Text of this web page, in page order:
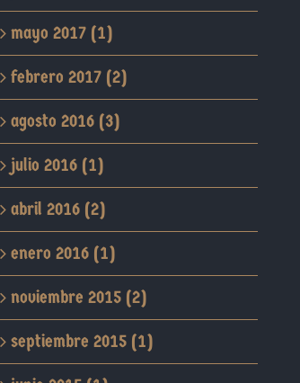
mayo 2017 (1)
febrero 2017 (2)
agosto 2016 (3)
julio 2016 (1)
abril 2016 (2)
enero 2016 (1)
noviembre 2015 (2)
septiembre 2015 (1)